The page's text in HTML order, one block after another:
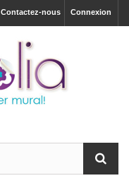
Connexion
Contactez-nous